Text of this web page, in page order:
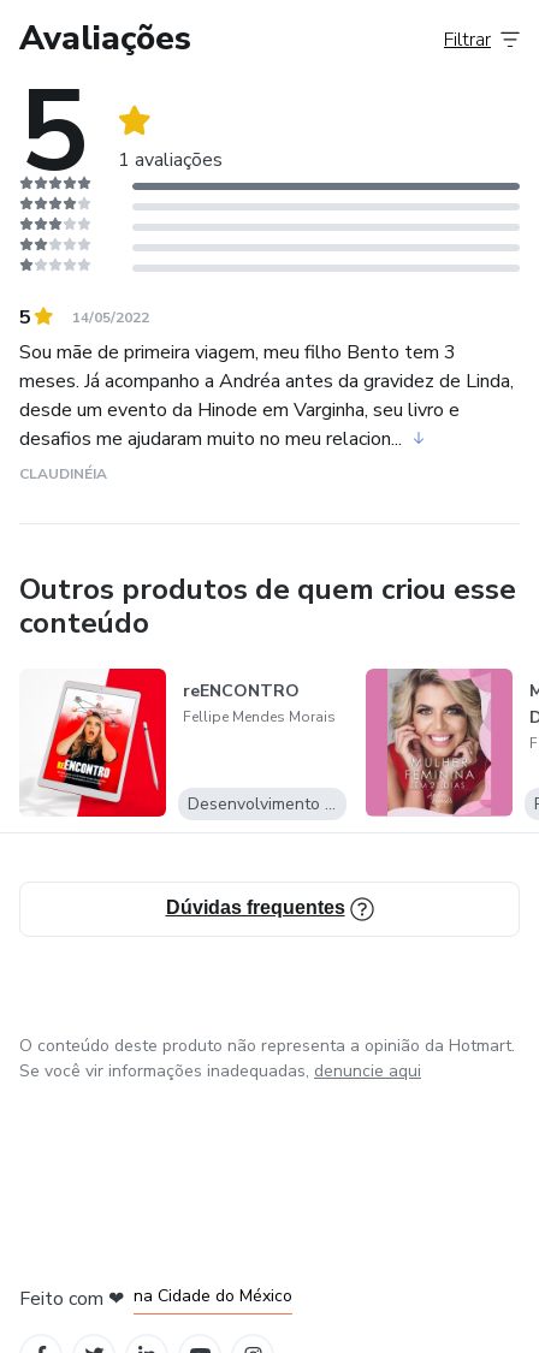
Avaliações
5 1 avaliações
Filtrar
5 14/05/2022
Sou mãe de primeira viagem, meu filho Bento tem 3
meses. Já acompanho a Andréa antes da gravidez de Linda,
desde um evento da Hinode em Varginha, seu livro e
desafios me ajudaram muito no meu relacion...
CLAUDINÉIA
Outros produtos de quem criou esse
conteúdo
reENCONTRO
Fellipe Mendes Morais
Desenvolvimento Pessoal
Dúvidas frequentes
O conteúdo deste produto não representa a opinião da Hotmart.
Se você vir informações inadequadas, denuncie aqui
Feito com ❤ na Cidade do México